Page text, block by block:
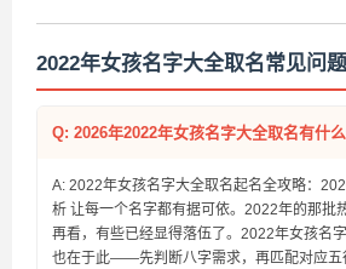
收藏
2022年女孩名字大全取名常见问
Q: 2026年2022年女孩名字大全取名有什
A: 2022年女孩名字大全取名起名全攻略：
析 让每一个名字都有据可依。2022年的那批
再看，有些已经显得落伍了。2022年女孩名
也在于此——先判断八字需求，再匹配对应五